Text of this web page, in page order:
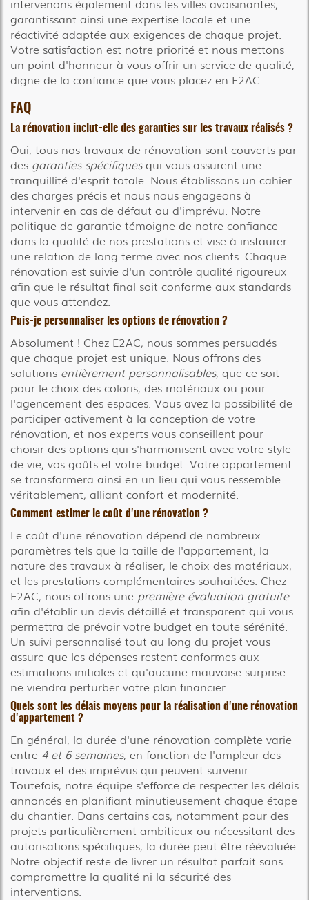
intervenons également dans les villes avoisinantes,
garantissant ainsi une expertise locale et une
réactivité adaptée aux exigences de chaque projet.
Votre satisfaction est notre priorité et nous mettons
un point d'honneur à vous offrir un service de qualité,
digne de la confiance que vous placez en E2AC.
FAQ
La rénovation inclut-elle des garanties sur les travaux réalisés ?
Oui, tous nos travaux de rénovation sont couverts par
des garanties spécifiquesqui vous assurent une
tranquillité d'esprit totale. Nous établissons un cahier
des charges précis et nous nous engageons à
intervenir en cas de défaut ou d'imprévu. Notre
politique de garantie témoigne de notre confiance
dans la qualité de nos prestations et vise à instaurer
une relation de long terme avec nos clients. Chaque
rénovation est suivie d'un contrôle qualité rigoureux
afin que le résultat final soit conforme aux standards
que vous attendez.
Puis-je personnaliser les options de rénovation ?
Absolument ! Chez E2AC, nous sommes persuadés
que chaque projet est unique. Nous offrons des
solutions entièrement personnalisables, que ce soit
pour le choix des coloris, des matériaux ou pour
l'agencement des espaces. Vous avez la possibilité de
participer activement à la conception de votre
rénovation, et nos experts vous conseillent pour
choisir des options qui s'harmonisent avec votre style
de vie, vos goûts et votre budget. Votre appartement
se transformera ainsi en un lieu qui vous ressemble
véritablement, alliant confort et modernité.
Comment estimer le coût d'une rénovation ?
Le coût d'une rénovation dépend de nombreux
paramètres tels que la taille de l'appartement, la
nature des travaux à réaliser, le choix des matériaux,
et les prestations complémentaires souhaitées. Chez
E2AC, nous offrons une première évaluation gratuite
afin d'établir un devis détaillé et transparent qui vous
permettra de prévoir votre budget en toute sérénité.
Un suivi personnalisé tout au long du projet vous
assure que les dépenses restent conformes aux
estimations initiales et qu'aucune mauvaise surprise
ne viendra perturber votre plan financier.
Quels sont les délais moyens pour la réalisation d'une rénovation
d'appartement ?
En général, la durée d'une rénovation complète varie
entre 4 et 6 semaines, en fonction de l'ampleur des
travaux et des imprévus qui peuvent survenir.
Toutefois, notre équipe s'efforce de respecter les délais
annoncés en planifiant minutieusement chaque étape
du chantier. Dans certains cas, notamment pour des
projets particulièrement ambitieux ou nécessitant des
autorisations spécifiques, la durée peut être réévaluée.
Notre objectif reste de livrer un résultat parfait sans
compromettre la qualité ni la sécurité des
interventions.